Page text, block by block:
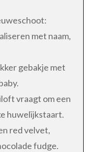
met naam,
gebakje met
vraagt om een
huwelijkstaart.
red velvet,
fudge.